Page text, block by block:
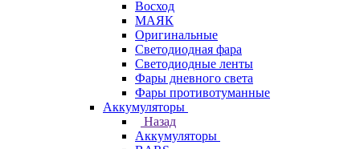
Восход
МАЯК
Оригинальные
Светодиодная фара
Светодиодные ленты
Фары дневного света
Фары противотуманные
Аккумуляторы
Назад
Аккумуляторы